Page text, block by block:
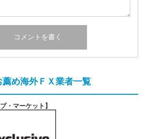
め海外ＦＸ業者一覧
・マーケット】